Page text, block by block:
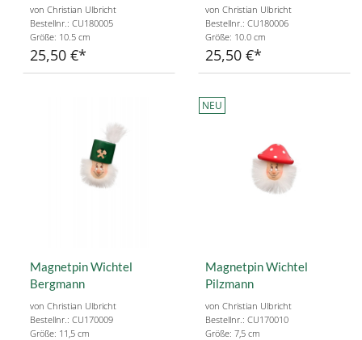
von Christian Ulbricht
Bestellnr.: CU180005
Größe: 10.5 cm
25,50 €
von Christian Ulbricht
Bestellnr.: CU180006
Größe: 10.0 cm
25,50 €
Magnetpin Wichtel
Bergmann
von Christian Ulbricht
Bestellnr.: CU170009
Größe: 11,5 cm
NEU
Magnetpin Wichtel
Pilzmann
von Christian Ulbricht
Bestellnr.: CU170010
Größe: 7,5 cm